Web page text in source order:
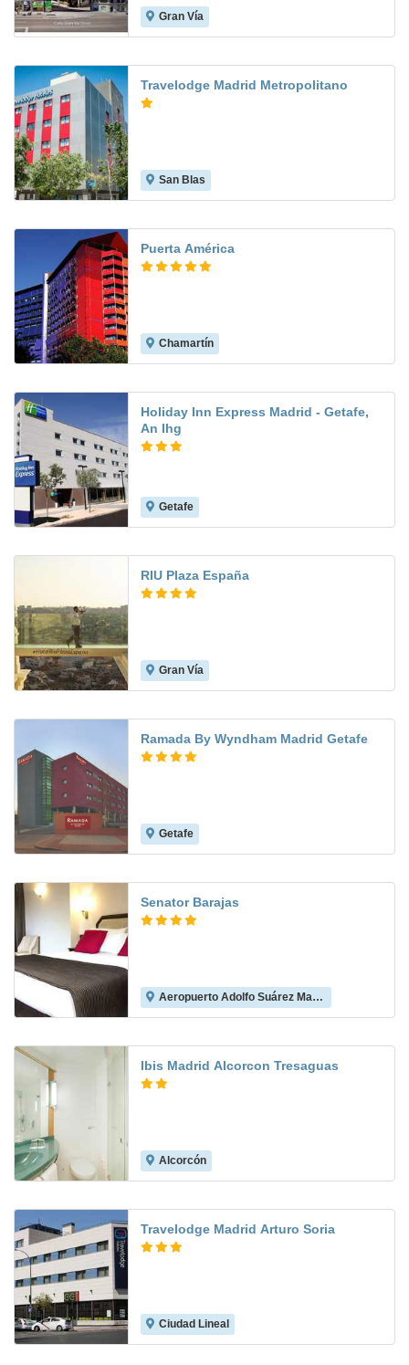
Gran Vía
Travelodge Madrid Metropolitano
San Blas
Puerta América
Chamartín
Holiday Inn Express Madrid - Getafe,
An Ihg
Getafe
RIU Plaza España
Gran Vía
Ramada By Wyndham Madrid Getafe
Getafe
Senator Barajas
Aeropuerto Adolfo Suárez Madrid-Barajas
Ibis Madrid Alcorcon Tresaguas
Alcorcón
Travelodge Madrid Arturo Soria
Ciudad Lineal